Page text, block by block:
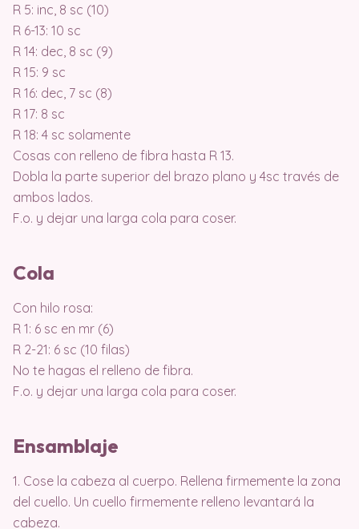
R 5: inc, 8 sc (10)
R 6-13: 10 sc
R 14: dec, 8 sc (9)
R 15: 9 sc
R 16: dec, 7 sc (8)
R 17: 8 sc
R 18: 4 sc solamente
Cosas con relleno de fibra hasta R 13.
Dobla la parte superior del brazo plano y 4sc través de
ambos lados.
F.o. y dejar una larga cola para coser.
Cola
Con hilo rosa:
R 1: 6 sc en mr (6)
R 2-21: 6 sc (10 filas)
No te hagas el relleno de fibra.
F.o. y dejar una larga cola para coser.
Ensamblaje
1. Cose la cabeza al cuerpo. Rellena firmemente la zona
del cuello. Un cuello firmemente relleno levantará la
cabeza.